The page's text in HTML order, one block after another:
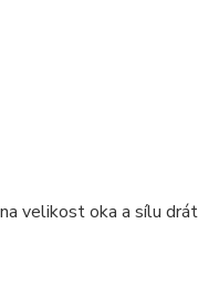
velikost oka a sílu